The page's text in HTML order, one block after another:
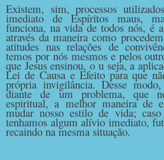
Existem, sim, processos
imediato de Espíritos maus,
funciona, na vida de todos nós, é
através da maneira como
atitudes nas relações de
temos por nós mesmos e pelos
que Jesus ensinou, o u seja, a
Lei de Causa e Efeito para que
própria invigilância. Desse
diante de um problema, que
espiritual, a melhor maneira de
mudar nosso estilo de vida;
tenhamos algum alívio imediato,
recaindo na mesma situação.